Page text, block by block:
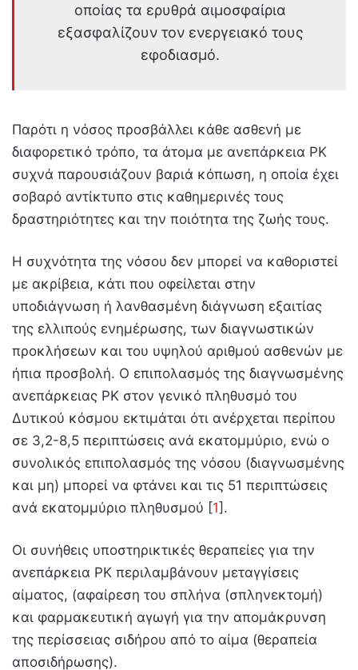
οποίας τα ερυθρά αιμοσφαίρια
εξασφαλίζουν τον ενεργειακό τους
εφοδιασμό.
Παρότι η νόσος προσβάλλει κάθε ασθενή με
διαφορετικό τρόπο, τα άτομα με ανεπάρκεια PK
συχνά παρουσιάζουν βαριά κόπωση, η οποία έχει
σοβαρό αντίκτυπο στις καθημερινές τους
δραστηριότητες και την ποιότητα της ζωής τους.
H συχνότητα της νόσου δεν μπορεί να καθοριστεί
με ακρίβεια, κάτι που οφείλεται στην
υποδιάγνωση ή λανθασμένη διάγνωση εξαιτίας
της ελλιπούς ενημέρωσης, των διαγνωστικών
προκλήσεων και του υψηλού αριθμού ασθενών με
ήπια προσβολή. Ο επιπολασμός της διαγνωσμένης
ανεπάρκειας PK στον γενικό πληθυσμό του
Δυτικού κόσμου εκτιμάται ότι ανέρχεται περίπου
σε 3,2-8,5 περιπτώσεις ανά εκατομμύριο, ενώ ο
συνολικός επιπολασμός της νόσου (διαγνωσμένης
και μη) μπορεί να φτάνει και τις 51 περιπτώσεις
ανά εκατομμύριο πληθυσμού [1].
Οι συνήθεις υποστηρικτικές θεραπείες για την
ανεπάρκεια PK περιλαμβάνουν μεταγγίσεις
αίματος, (αφαίρεση του σπλήνα (σπληνεκτομή)
και φαρμακευτική αγωγή για την απομάκρυνση
της περίσσειας σιδήρου από το αίμα (θεραπεία
αποσιδήρωσης).